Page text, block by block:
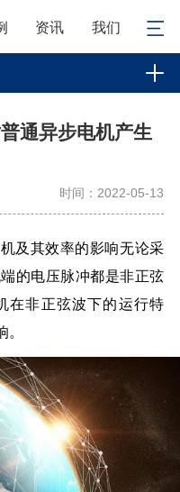
资讯 我们
通异步电机产生
时间：2022-05-13
及其效率的影响无论采
的电压脉冲都是非正弦
在非正弦波下的运行特